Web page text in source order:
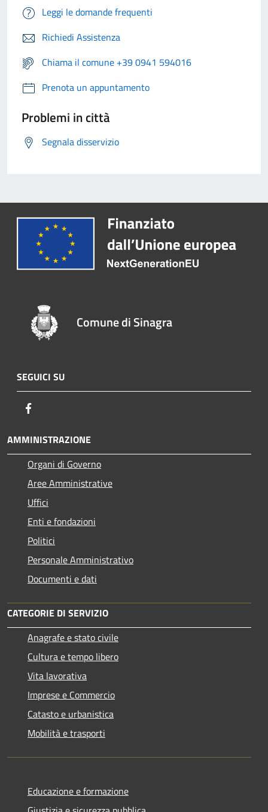
Leggi le domande frequenti
Richiedi Assistenza
Chiama il comune +39 0941 594016
Prenota un appuntamento
Problemi in città
Segnala disservizio
Comune di Sinagra
SEGUICI SU
AMMINISTRAZIONE
Organi di Governo
Aree Amministrative
Uffici
Enti e fondazioni
Politici
Personale Amministrativo
Documenti e dati
CATEGORIE DI SERVIZIO
Anagrafe e stato civile
Cultura e tempo libero
Vita lavorativa
Imprese e Commercio
Catasto e urbanistica
Mobilità e trasporti
Educazione e formazione